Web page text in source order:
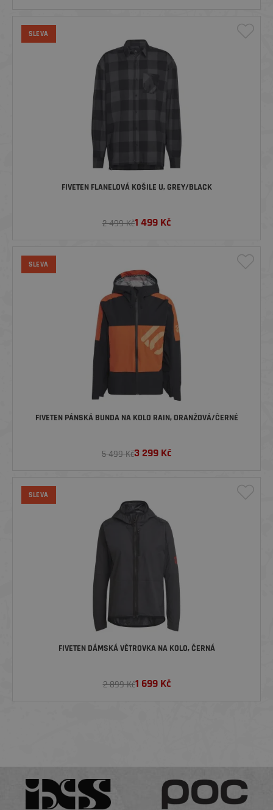
SLEVA
FIVETEN FLANELOVÁ KOŠILE U, GREY/BLACK
2 499 Kč1 499 Kč
SLEVA
FIVETEN PÁNSKÁ BUNDA NA KOLO RAIN, ORANŽOVÁ/ČERNÉ
5 499 Kč3 299 Kč
SLEVA
FIVETEN DÁMSKÁ VĚTROVKA NA KOLO, ČERNÁ
2 899 Kč1 699Kč